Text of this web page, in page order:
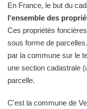
En France, le but du
l'ensemble des
Ces propriétés
sous forme de
par la commune sur le
une section cadastrale
parcelle.
C'est la commune de